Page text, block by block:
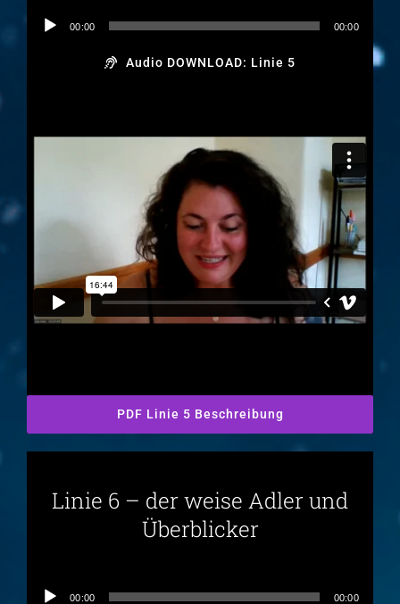
Audio-00:00 00:00
Audio DOWNLOAD: Linie 5
PDF Linie 5 Beschreibung
Linie 6 – der weise Adler und
Überblicker
Audio-00:00 00:00